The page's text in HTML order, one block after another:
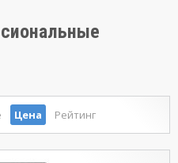
Цена Рейтинг